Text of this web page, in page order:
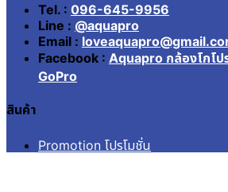
Tel. : 096-645-9956
Line : @aquapro
Email :
Facebook : Aquapro กล้องโกโป
GoPro
สินค้า
Promotion โปรโมชั่น